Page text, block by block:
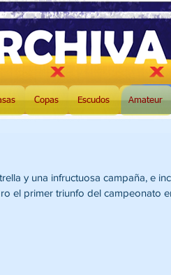
Copas Escudos Amateur
y una infructuosa campaña, e
el primer triunfo del campeonato